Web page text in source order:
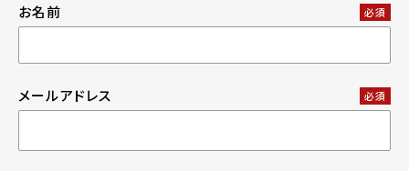
お名前 必須
メールアドレス 必須